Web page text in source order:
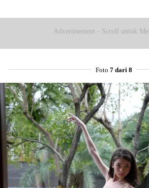
Advertisement - Scroll untuk
Foto 7 dari 8